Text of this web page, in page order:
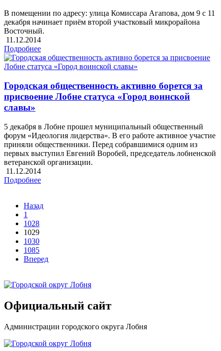
В помещении по адресу: улица Комиссара Агапова, дом 9 с 11
декабря начинает приём второй участковый микрорайона
Восточный.
11.12.2014
Подробнее
Городская общественность активно борется за
присвоение Лобне статуса «Город воинской
славы»
5 декабря в Лобне прошел муниципальный общественный
форум «Идеология лидерства». В его работе активное участие
приняли общественники. Перед собравшимися одним из
первых выступил Евгений Воробей, председатель лобненской
ветеранской организации.
11.12.2014
Подробнее
Назад
1
1028
1029
1030
1085
Вперед
Официальный сайт
Администрации городского округа Лобня